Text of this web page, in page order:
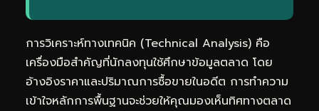
การวิเคราะห์ทางเทคนิค (Technical Analysis) คือ
เครื่องมือสำคัญที่นักลงทุนใช้ศึกษาข้อมูลตลาด โดย
อ้างอิงราคาและปริมาณการซื้อขายในอดีต การทำความ
เข้าใจหลักการพื้นฐานจะช่วยให้คุณมองเห็นทิศทางตลาด